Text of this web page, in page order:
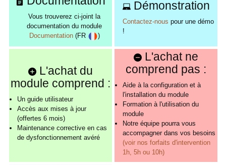
Vous trouverez ci-joint la
documentation du module
Documentation(FR )
Démonstration
Contactez-nous pour une démo
!
L'achat du
module comprend :
Un guide utilisateur
Accès aux mises à jour
(offertes 6 mois)
Maintenance corrective en cas
de dysfonctionnement avéré
L'achat ne
comprend pas :
Aide à la configuration et à
l'installation du module
Formation à l'utilisation du
module
Notre équipe pourra vous
accompagner dans vos besoins
(voir nos forfaits d'intervention
1h, 5h ou 10h)